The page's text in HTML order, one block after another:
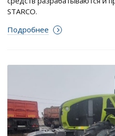
STARCO.
Подробнее